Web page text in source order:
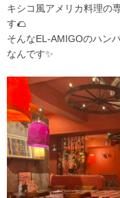
キシコ風アメリカ料理の
す🌮
そんなEL‐AMIGOのハン
なんです✨